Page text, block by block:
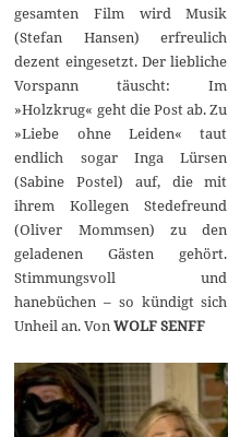
gesamten Film wird Musik
(Stefan Hansen) erfreulich
dezent eingesetzt. Der liebliche
Vorspann täuscht: Im
»Holzkrug« geht die Post ab. Zu
»Liebe ohne Leiden« taut
endlich sogar Inga Lürsen
(Sabine Postel) auf, die mit
ihrem Kollegen Stedefreund
(Oliver Mommsen) zu den
geladenen Gästen gehört.
Stimmungsvoll und
hanebüchen – so kündigt sich
Unheil an. VonWOLF SENFF